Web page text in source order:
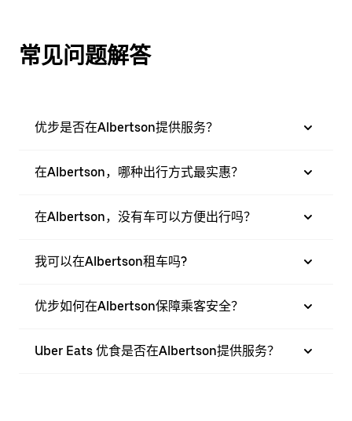
常见问题解答
优步是否在Albertson提供服务？
在Albertson，哪种出行方式最实惠？
在Albertson，没有车可以方便出行吗？
我可以在Albertson租车吗?
优步如何在Albertson保障乘客安全？
Uber Eats 优食是否在Albertson提供服务？